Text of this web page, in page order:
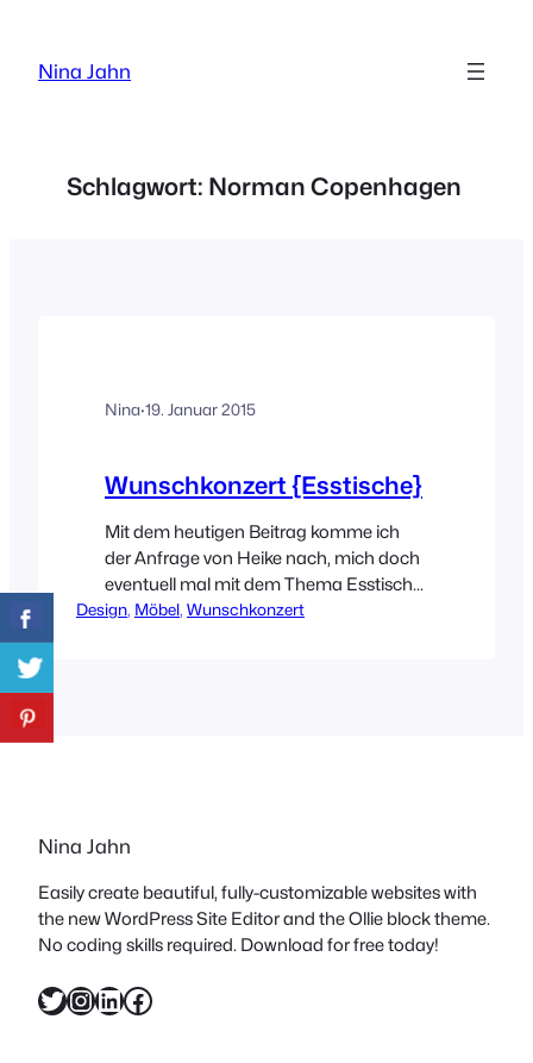
springen
Nina Jahn
Schlagwort: Norman Copenhagen
Nina·19. Januar 2015
Wunschkonzert {Esstische}
Mit dem heutigen Beitrag komme ich
der Anfrage von Heike nach, mich doch
eventuell mal mit dem Thema Esstische
auseinander zu setzten. Das mach ich
Design, Möbel, Wunschkonzert
Nina Jahn
Easily create beautiful, fully-customizable websites with
the new WordPress Site Editor and the Ollie block theme.
No coding skills required. Download for free today!
Twitter InstagramLinkedIn Facebook